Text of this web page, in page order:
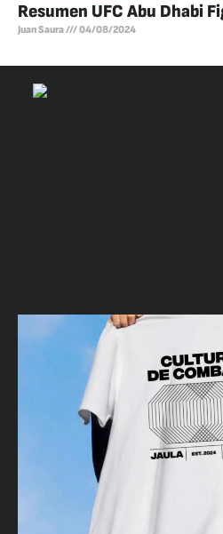
Resumen UFC Abu Dhabi
Juan Saura 04/08/2024